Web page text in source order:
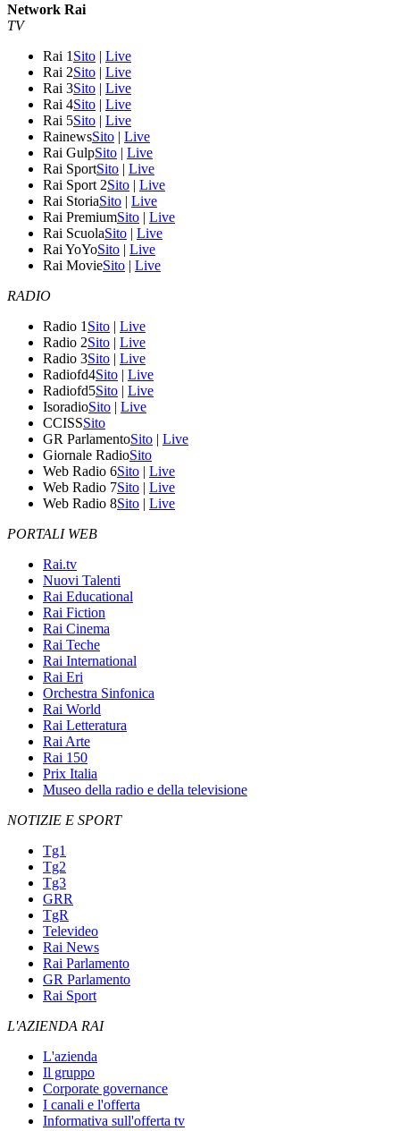
Network Rai
TV
Rai 1 Sito | Live
Rai 2Sito | Live
Rai 3Sito | Live
Rai 4Sito | Live
Rai 5Sito | Live
RainewsSito | Live
Rai GulpSito | Live
Rai SportSito | Live
Rai Sport 2Sito | Live
Rai StoriaSito | Live
Rai PremiumSito | Live
Rai ScuolaSito | Live
Rai YoYoSito | Live
Rai MovieSito | Live
RADIO
Radio 1 Sito | Live
Radio 2Sito | Live
Radio 3Sito | Live
Radiofd4Sito | Live
Radiofd5Sito | Live
IsoradioSito | Live
CCISSSito
GR ParlamentoSito | Live
Giornale RadioSito
Web Radio 6Sito | Live
Web Radio 7Sito | Live
Web Radio 8Sito | Live
PORTALI WEB
Rai.tv
Nuovi Talenti
Rai Educational
Rai Fiction
Rai Cinema
Rai Teche
Rai International
Rai Eri
Orchestra Sinfonica
Rai World
Rai Letteratura
Rai Arte
Rai 150
Prix Italia
Museo della radio e della televisione
NOTIZIE E SPORT
Tg1
Tg2
Tg3
GRR
TgR
Televideo
Rai News
Rai Parlamento
GR Parlamento
Rai Sport
L'AZIENDA RAI
L'azienda
Il gruppo
Corporate governance
I canali e l'offerta
Informativa sull'offerta tv